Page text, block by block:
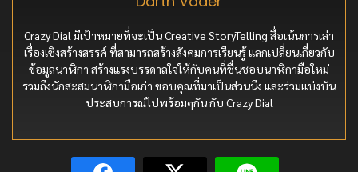
Crazy Dial มีเป้าหมายที่จะเป็น Creative StoryTelling สื่อเน้นการเล่า
เรื่องเชิงสร้างสรรค์ ที่สามารถสร้างสังคมการเรียนรู้ แลกเปลี่ยนเกี่ยวกับ
ข้อมูลนาฬิกา สร้างแรงบรรดาลใจให้กับคนที่ชื่นชอบนาฬิกามือใหม่
รวมถึงนักสะสมนาฬิกามือเก่า ขอบคุณที่มาเป็นส่วนนึง และร่วมแบ่งบัน
ประสบการณ์ไปพร้อมๆกัน กับ Crazy Dial